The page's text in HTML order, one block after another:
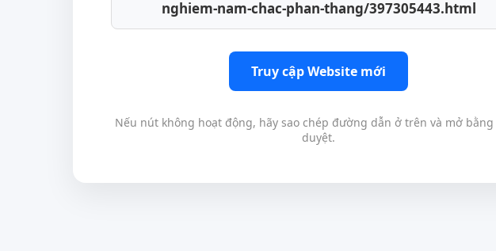
nghiem-nam-chac-phan-thang/397305443.html
Truy cập Website mới
Nếu nút không hoạt động, hãy sao chép đường dẫn ở trên và mở
duyệt.